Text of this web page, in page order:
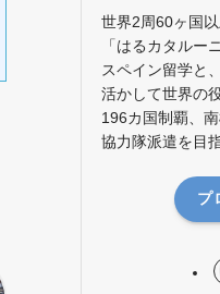
世界2周60ヶ国
「はるカタルー
スペイン留学と
活かして世界の
196カ国制覇、
協力隊派遣を目
プ